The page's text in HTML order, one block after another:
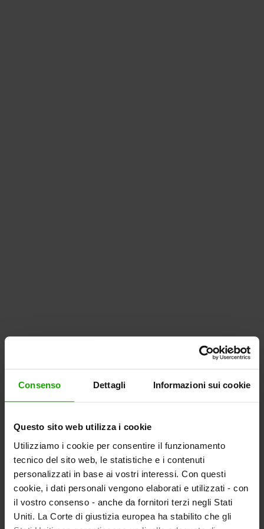
Consenso Dettagli Informazioni sui cookie
Questo sito web utilizza i cookie
Utilizziamo i cookie per consentire il funzionamento
tecnico del sito web, le statistiche e i contenuti
personalizzati in base ai vostri interessi. Con questi
cookie, i dati personali vengono elaborati e utilizzati - con
il vostro consenso - anche da fornitori terzi negli Stati
Uniti. La Corte di giustizia europea ha stabilito che gli